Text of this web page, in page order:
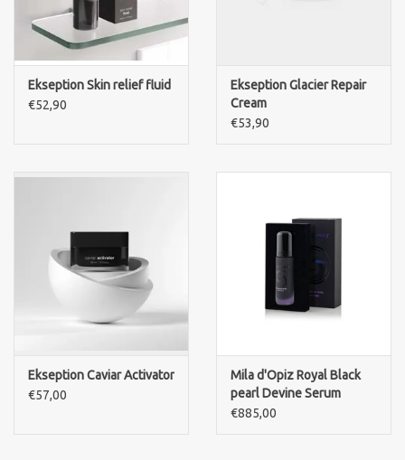
Ekseption Skin relief fluid
€52,90
Ekseption Glacier Repair
Cream
€53,90
Ekseption Caviar Activator
€57,00
Mila d'Opiz Royal Black
pearl Devine Serum
€885,00